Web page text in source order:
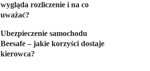
wygląda rozliczenie i na co
uważać?
Ubezpieczenie samochodu
Beesafe – jakie korzyści dostaje
kierowca?